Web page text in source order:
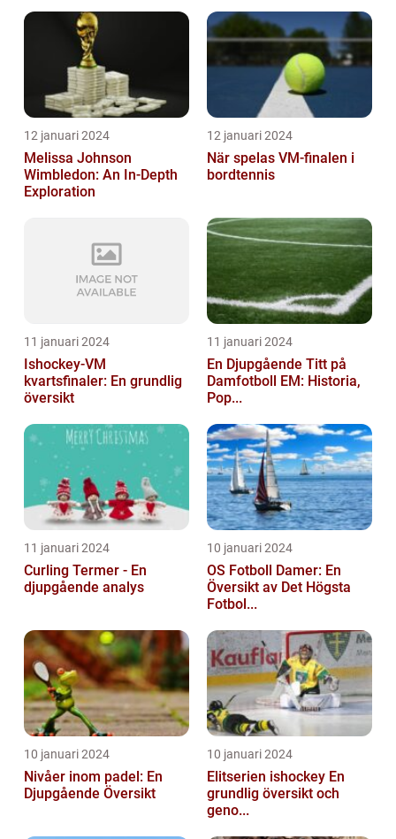
12 januari 2024
Melissa Johnson
Wimbledon: An In-Depth
Exploration
12 januari 2024
När spelas VM-finalen i
bordtennis
11 januari 2024
Ishockey-VM
kvartsfinaler: En grundlig
översikt
11 januari 2024
En Djupgående Titt på
Damfotboll EM: Historia,
Pop...
11 januari 2024
Curling Termer - En
djupgående analys
10 januari 2024
OS Fotboll Damer: En
Översikt av Det Högsta
Fotbol...
10 januari 2024
Nivåer inom padel: En
Djupgående Översikt
10 januari 2024
Elitserien ishockey En
grundlig översikt och
geno...